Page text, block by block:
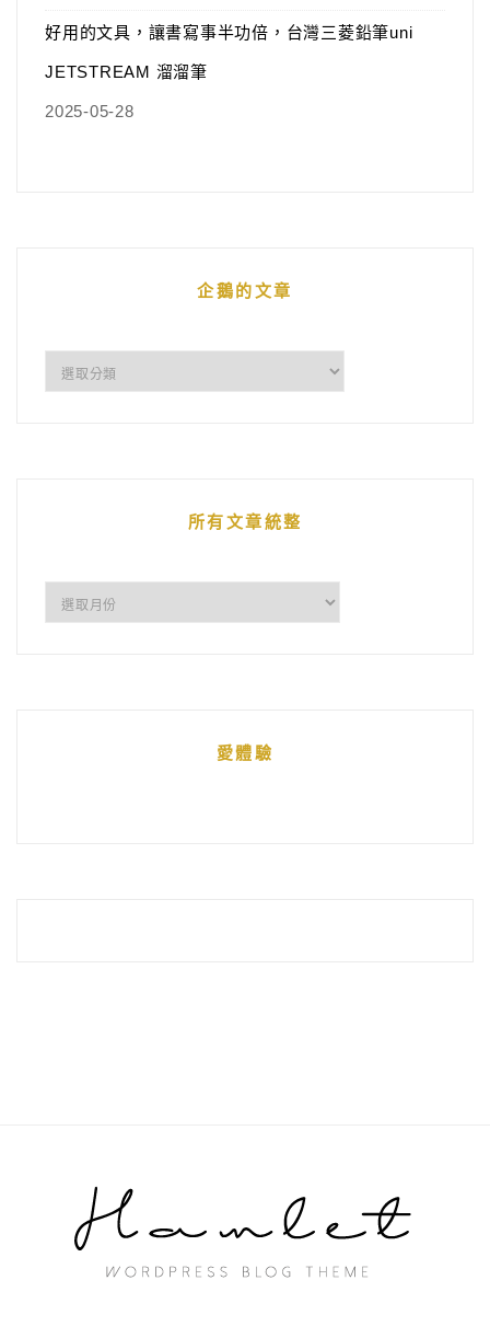
好用的文具，讓書寫事半功倍，台灣三菱鉛筆uni
JETSTREAM 溜溜筆
2025-05-28
企鵝的文章
所有文章統整
愛體驗